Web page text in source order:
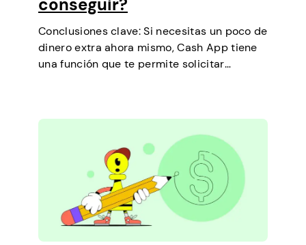
conseguir?
Conclusiones clave: Si necesitas un poco de
dinero extra ahora mismo, Cash App tiene
una función que te permite solicitar